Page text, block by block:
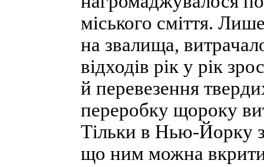
міського сміття.
на звалища,
відходів рік у рік
й перевезення
переробку щороку
Тільки в Нью-Йорку
що ним можна